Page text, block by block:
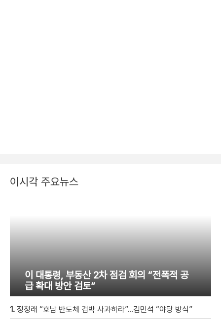
이시각 주요뉴스
이 대통령, 부동산 2차 점검 회의 “전폭적 공
급 확대 방안 검토”
1. 정청래 “호남 반도체 겁박 사과하라”…김민석 “야당 방식”